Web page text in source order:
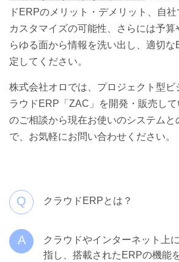
ドERPのメリット・デメリット、自
カスタマイズの可能性、さらには予
らゆる面から情報を洗い出し、適切
定してください。
株式会社オロでは、プロジェクト型ビ
ラウドERP「ZAC」を開発・販売し
のご相談から現在お使いのシステムと
で、お気軽にお問い合わせください。
Q クラウドERPとは？
A
クラウドやインターネット上
指し、搭載されたERPの機能